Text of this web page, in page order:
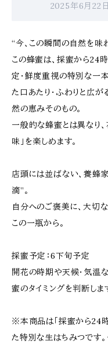
2025年6月22
“今、この瞬間の自然を
この蜂蜜は、採蜜から24
定・鮮度重視の特別な一
た口あたり・ふわりと広が
然の恵みそのもの。
一般的な蜂蜜とは異なり
味」を楽しめます。
店頭には並ばない、養蜂
滴”。
自分へのご褒美に、大切
この一瓶から。
採蜜予定：6下旬予定
開花の時期や天候・気温
蜜のタイミングを判断しま
※本商品は「採蜜から24
た特別な生はちみつです